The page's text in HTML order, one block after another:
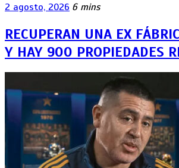
2 agosto, 2026 6 mins
RECUPERAN UNA EX
Y HAY 900 PROPIEDADES